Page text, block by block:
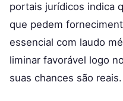
portais jurídicos indica
que pedem
essencial com laudo
liminar favorável logo
suas chances são reais.